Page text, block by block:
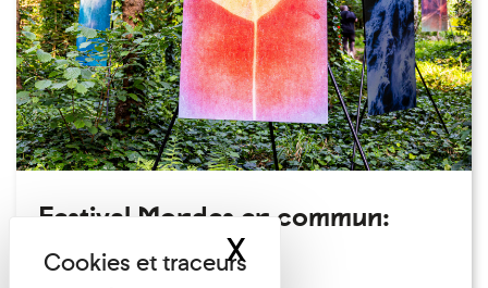
Festival Mondes en commun:
visite guidée
XMasquer le